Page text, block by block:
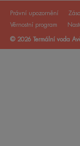
Právní upozornění
Věrnostní program
© 2026 Termální voda